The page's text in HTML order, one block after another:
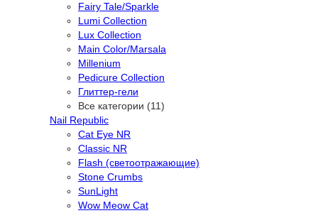
Fairy Tale/Sparkle
Lumi Collection
Lux Collection
Main Color/Marsala
Millenium
Pedicure Collection
Глиттер-гели
Все категории (11)
Nail Republic
Cat Eye NR
Classic NR
Flash (светоотражающие)
Stone Crumbs
SunLight
Wow Meow Cat